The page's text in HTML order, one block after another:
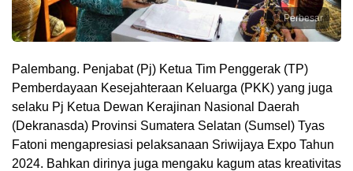
Perbesar
Palembang. Penjabat (Pj) Ketua Tim Penggerak (TP)
Pemberdayaan Kesejahteraan Keluarga (PKK) yang juga
selaku Pj Ketua Dewan Kerajinan Nasional Daerah
(Dekranasda) Provinsi Sumatera Selatan (Sumsel) Tyas
Fatoni mengapresiasi pelaksanaan Sriwijaya Expo Tahun
2024. Bahkan dirinya juga mengaku kagum atas kreativitas